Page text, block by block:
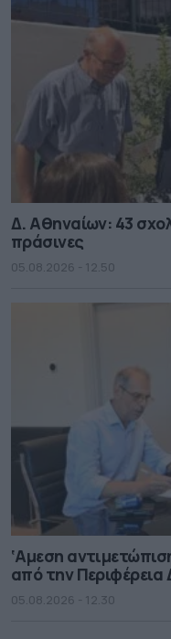
Δ. Αθηναίων: 43
πράσινες
05.08.2026 - 12.50
‘Αμεση
από την Περιφέρεια
05.08.2026 - 12.30